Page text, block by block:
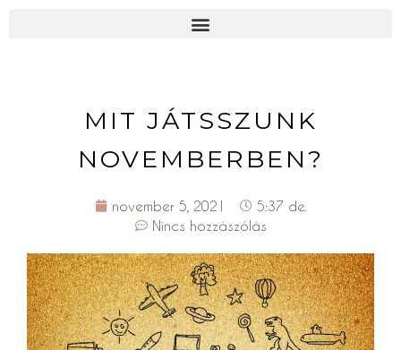
MIT JÁTSSZUNK
NOVEMBERBEN?
november 5, 2021
5:37 de.
Nincs hozzászólás